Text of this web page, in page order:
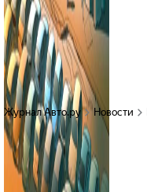
Журнал Авто.ру Новости